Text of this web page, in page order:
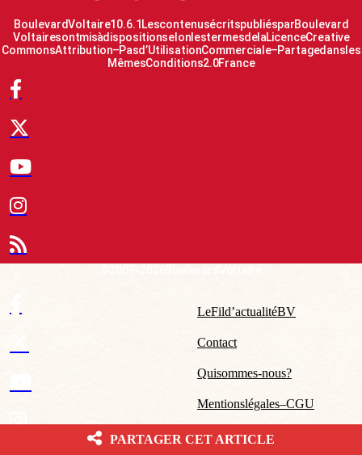
Boulevard Voltaire 10.6.1 Les contenus écrits publiés par Boulevard
Voltaire sont mis à disposition selon les termes de la Licence Creative
Commons Attribution – Pas d’Utilisation Commerciale – Partage dans les
Mêmes Conditions 2.0 France
Le Fil d’actualité BV
Contact
Qui sommes-nous ?
Mentions légales – CGU
PARTAGER CET ARTICLE